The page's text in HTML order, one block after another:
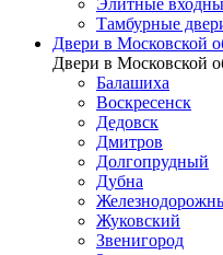
Элитные
Тамбурные
Двери в Московской
Двери в Московской
Балашиха
Воскресенск
Дедовск
Дмитров
Долгопрудный
Дубна
Жуковский
Звенигород